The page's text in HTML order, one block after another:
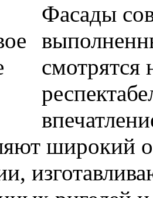
Фасады
смотрятся
широкий